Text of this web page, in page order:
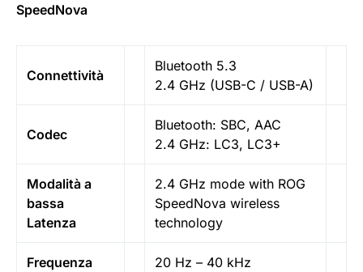
SpeedNova
Connettività
Bluetooth 5.3
2.4 GHz (USB-C / USB-A)
Codec
Bluetooth: SBC, AAC
2.4 GHz: LC3, LC3+
Modalità a
bassa
Latenza
2.4 GHz mode with ROG
SpeedNova wireless
technology
Frequenza 20 Hz – 40 kHz